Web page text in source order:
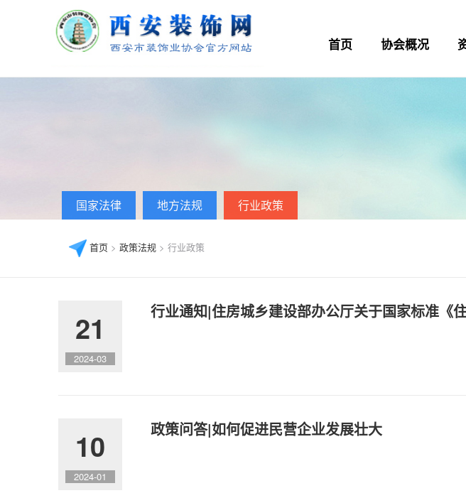
首页 协会概况
国家法律 地方法规 行业政策
首页 > 政策法规 > 行业政策
21
2024-03
行业通知|住房城乡建设部办公厅关于国家标准《
10
2024-01
政策问答|如何促进民营企业发展壮大